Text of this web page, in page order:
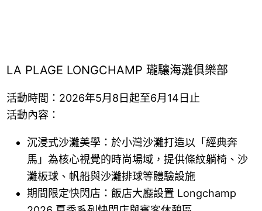
LA PLAGE LONGCHAMP 瓏驤海灘俱樂部
活動時間：2026年5月8日起至6月14日止
活動內容：
沉浸式沙灘美學：於小灣沙灘打造以「經典奔
馬」為核心視覺的時尚場域，提供條紋躺椅、沙
灘板球、帆船與沙灘排球等體驗設施
期間限定快閃店：飯店大廳設置 Longchamp